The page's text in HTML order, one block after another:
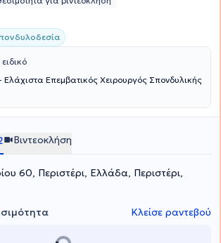
Επεμβατικός Χειρουργός Σπονδυλικής
Βιντεοκλήση
60, Περιστέρι, Ελλάδα, Περιστέρι,
Κλείσε ραντεβού